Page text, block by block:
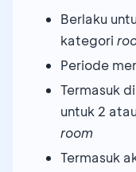
Berlaku
kategori
Periode
Termasuk
untuk 2
room
Termasuk